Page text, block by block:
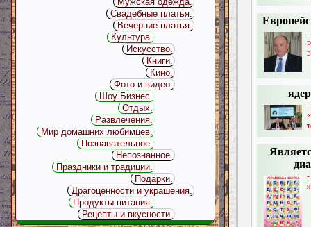
-
-
Свадебные платья.
Вечерние платья.
Культура.
Искусство.
Книги.
Кино.
Фото и видео.
Шоу Бизнес.
Отдых.
Развлечения.
Мир домашних любимцев.
Познавательное.
Непознанное.
Праздники и традиции.
Подарки.
Драгоценности и украшения.
Продукты питания.
Рецепты и вкусности.